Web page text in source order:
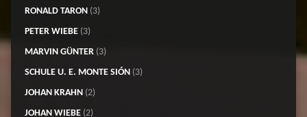
RONALD TARON(3)
PETER WIEBE(3)
MARVIN GÜNTER(3)
SCHULE U. E. MONTE SIÓN(3)
JOHAN KRAHN(2)
JOHAN WIEBE(2)